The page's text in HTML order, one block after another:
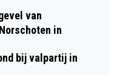
van
in
bij valpartij in